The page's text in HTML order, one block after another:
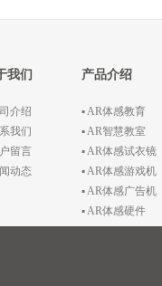
我们
介绍
我们
留言
动态
产品介绍
▪ AR体感教育
▪ AR智慧教室
▪ AR体感试衣镜
▪ AR体感游戏机
▪ AR体感广告机
▪ AR体感硬件